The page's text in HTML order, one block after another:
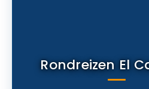
Rondreizen El